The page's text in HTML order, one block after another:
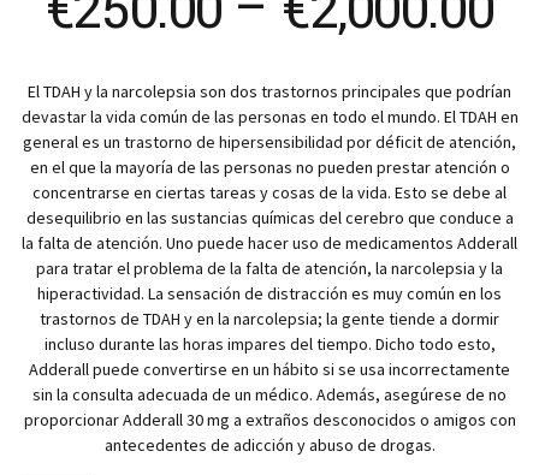
El TDAH y la narcolepsia son dos trastornos principales que podrían
devastar la vida común de las personas en todo el mundo. El TDAH en
general es un trastorno de hipersensibilidad por déficit de atención,
en el que la mayoría de las personas no pueden prestar atención o
concentrarse en ciertas tareas y cosas de la vida. Esto se debe al
desequilibrio en las sustancias químicas del cerebro que conduce a
la falta de atención. Uno puede hacer uso de medicamentos Adderall
para tratar el problema de la falta de atención, la narcolepsia y la
hiperactividad. La sensación de distracción es muy común en los
trastornos de TDAH y en la narcolepsia; la gente tiende a dormir
incluso durante las horas impares del tiempo. Dicho todo esto,
Adderall puede convertirse en un hábito si se usa incorrectamente
sin la consulta adecuada de un médico. Además, asegúrese de no
proporcionar Adderall 30 mg a extraños desconocidos o amigos con
antecedentes de adicción y abuso de drogas.